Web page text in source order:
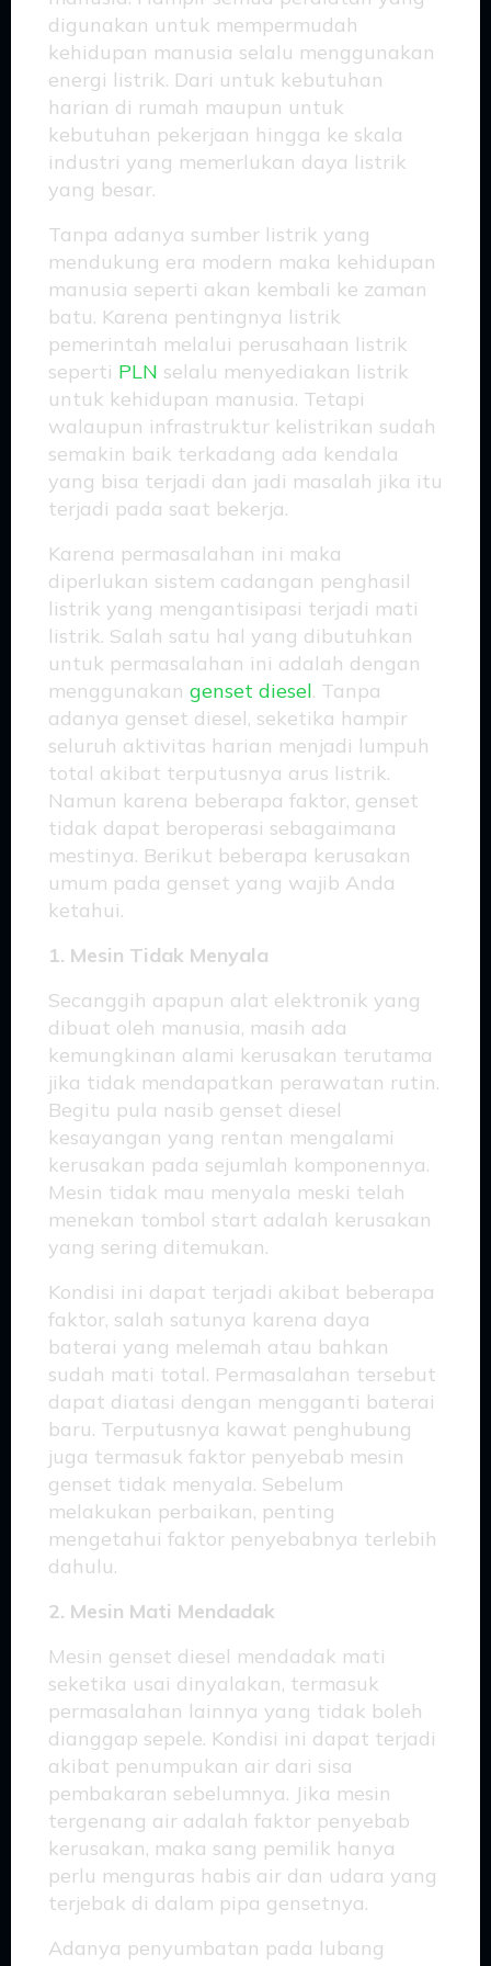
digunakan untuk mempermudah
kehidupan manusia selalu menggunakan
energi listrik. Dari untuk kebutuhan
harian di rumah maupun untuk
kebutuhan pekerjaan hingga ke skala
industri yang memerlukan daya listrik
yang besar.
Tanpa adanya sumber listrik yang
mendukung era modern maka kehidupan
manusia seperti akan kembali ke zaman
batu. Karena pentingnya listrik
pemerintah melalui perusahaan listrik
seperti PLN selalu menyediakan listrik
untuk kehidupan manusia. Tetapi
walaupun infrastruktur kelistrikan sudah
semakin baik terkadang ada kendala
yang bisa terjadi dan jadi masalah jika itu
terjadi pada saat bekerja.
Karena permasalahan ini maka
diperlukan sistem cadangan penghasil
listrik yang mengantisipasi terjadi mati
listrik. Salah satu hal yang dibutuhkan
untuk permasalahan ini adalah dengan
menggunakan genset diesel. Tanpa
adanya genset diesel, seketika hampir
seluruh aktivitas harian menjadi lumpuh
total akibat terputusnya arus listrik.
Namun karena beberapa faktor, genset
tidak dapat beroperasi sebagaimana
mestinya. Berikut beberapa kerusakan
umum pada genset yang wajib Anda
ketahui.
1. Mesin Tidak Menyala
Secanggih apapun alat elektronik yang
dibuat oleh manusia, masih ada
kemungkinan alami kerusakan terutama
jika tidak mendapatkan perawatan rutin.
Begitu pula nasib genset diesel
kesayangan yang rentan mengalami
kerusakan pada sejumlah komponennya.
Mesin tidak mau menyala meski telah
menekan tombol start adalah kerusakan
yang sering ditemukan.
Kondisi ini dapat terjadi akibat beberapa
faktor, salah satunya karena daya
baterai yang melemah atau bahkan
sudah mati total. Permasalahan tersebut
dapat diatasi dengan mengganti baterai
baru. Terputusnya kawat penghubung
juga termasuk faktor penyebab mesin
genset tidak menyala. Sebelum
melakukan perbaikan, penting
mengetahui faktor penyebabnya terlebih
dahulu.
2. Mesin Mati Mendadak
Mesin genset diesel mendadak mati
seketika usai dinyalakan, termasuk
permasalahan lainnya yang tidak boleh
dianggap sepele. Kondisi ini dapat terjadi
akibat penumpukan air dari sisa
pembakaran sebelumnya. Jika mesin
tergenang air adalah faktor penyebab
kerusakan, maka sang pemilik hanya
perlu menguras habis air dan udara yang
terjebak di dalam pipa gensetnya.
Adanya penyumbatan pada lubang